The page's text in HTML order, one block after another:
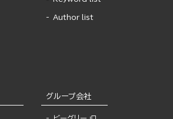
Author list
グループ会社